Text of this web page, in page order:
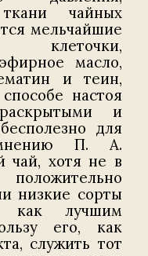
чайных
мельчайшие
клеточки,
масло,
и теин,
настоя
и
для
П. А.
чай, хотя не в
низкие сорты
как лучшим
его, как
служить тот